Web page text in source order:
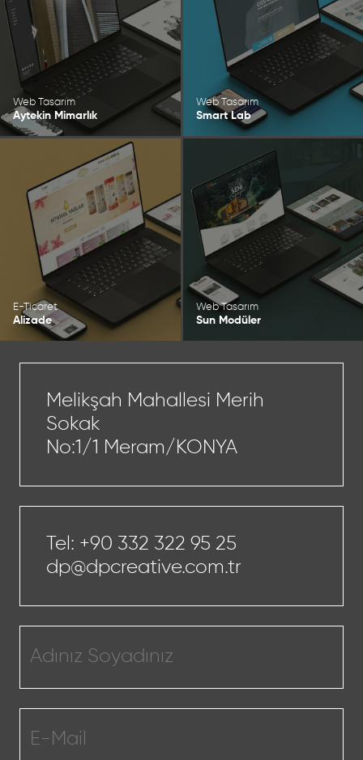
Web Tasarım
Aytekin Mimarlık
Web Tasarım
Smart Lab
E-Ticaret
Alizade
Web Tasarım
Sun Modüler
Melikşah Mahallesi Merih
Sokak
No:1/1 Meram/KONYA
Tel: +90 332 322 95 25
dp@dpcreative.com.tr